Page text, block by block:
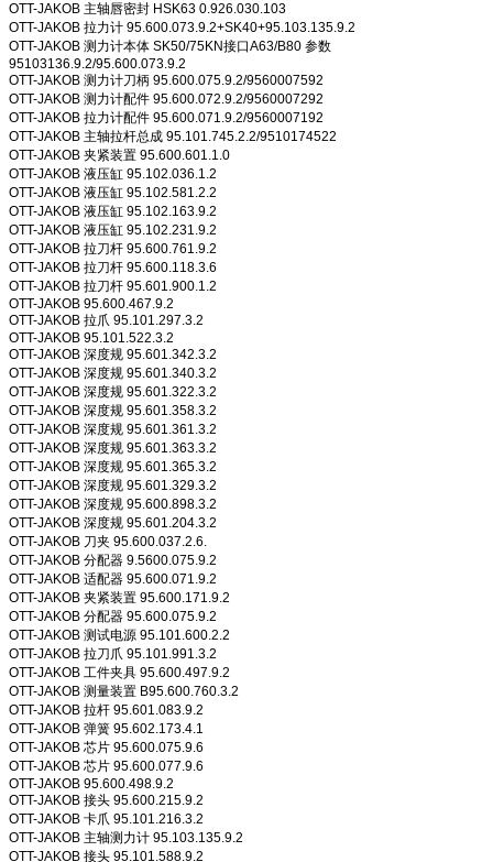
OTT-JAKOB 主轴唇密封 HSK63 0.926.030.103
OTT-JAKOB 拉力计 95.600.073.9.2+SK40+95.103.135.9.2
OTT-JAKOB 测力计本体 SK50/75KN接口A63/B80 参数
95103136.9.2/95.600.073.9.2
OTT-JAKOB 测力计刀柄 95.600.075.9.2/9560007592
OTT-JAKOB 测力计配件 95.600.072.9.2/9560007292
OTT-JAKOB 拉力计配件 95.600.071.9.2/9560007192
OTT-JAKOB 主轴拉杆总成 95.101.745.2.2/9510174522
OTT-JAKOB 夹紧装置 95.600.601.1.0
OTT-JAKOB 液压缸 95.102.036.1.2
OTT-JAKOB 液压缸 95.102.581.2.2
OTT-JAKOB 液压缸 95.102.163.9.2
OTT-JAKOB 液压缸 95.102.231.9.2
OTT-JAKOB 拉刀杆 95.600.761.9.2
OTT-JAKOB 拉刀杆 95.600.118.3.6
OTT-JAKOB 拉刀杆 95.601.900.1.2
OTT-JAKOB 95.600.467.9.2
OTT-JAKOB 拉爪 95.101.297.3.2
OTT-JAKOB 95.101.522.3.2
OTT-JAKOB 深度规 95.601.342.3.2
OTT-JAKOB 深度规 95.601.340.3.2
OTT-JAKOB 深度规 95.601.322.3.2
OTT-JAKOB 深度规 95.601.358.3.2
OTT-JAKOB 深度规 95.601.361.3.2
OTT-JAKOB 深度规 95.601.363.3.2
OTT-JAKOB 深度规 95.601.365.3.2
OTT-JAKOB 深度规 95.601.329.3.2
OTT-JAKOB 深度规 95.600.898.3.2
OTT-JAKOB 深度规 95.601.204.3.2
OTT-JAKOB 刀夹 95.600.037.2.6.
OTT-JAKOB 分配器 9.5600.075.9.2
OTT-JAKOB 适配器 95.600.071.9.2
OTT-JAKOB 夹紧装置 95.600.171.9.2
OTT-JAKOB 分配器 95.600.075.9.2
OTT-JAKOB 测试电源 95.101.600.2.2
OTT-JAKOB 拉刀爪 95.101.991.3.2
OTT-JAKOB 工件夹具 95.600.497.9.2
OTT-JAKOB 测量装置 B95.600.760.3.2
OTT-JAKOB 拉杆 95.601.083.9.2
OTT-JAKOB 弹簧 95.602.173.4.1
OTT-JAKOB 芯片 95.600.075.9.6
OTT-JAKOB 芯片 95.600.077.9.6
OTT-JAKOB 95.600.498.9.2
OTT-JAKOB 接头 95.600.215.9.2
OTT-JAKOB 卡爪 95.101.216.3.2
OTT-JAKOB 主轴测力计 95.103.135.9.2
OTT-JAKOB 接头 95.101.588.9.2